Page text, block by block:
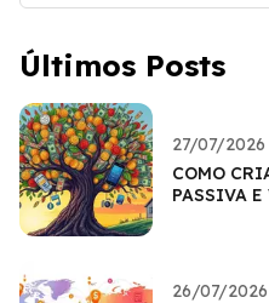
Últimos Posts
27/07/2026
COMO
PASSIVA
26/07/2026